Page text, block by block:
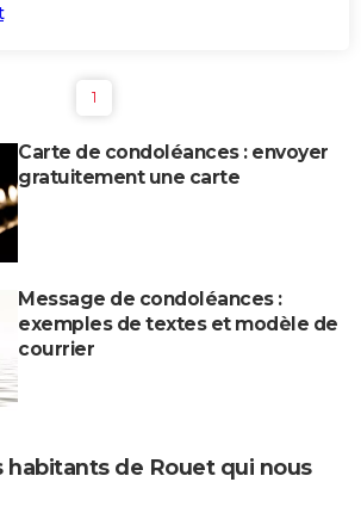
1
Carte de condoléances : envoyer
gratuitement une carte
Message de condoléances :
exemples de textes et modèle de
courrier
habitants de Rouet qui nous